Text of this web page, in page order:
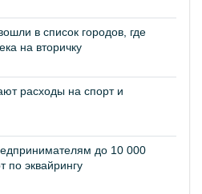
в список городов, где
на вторичку
расходы на спорт и
до 10 000
по эквайрингу